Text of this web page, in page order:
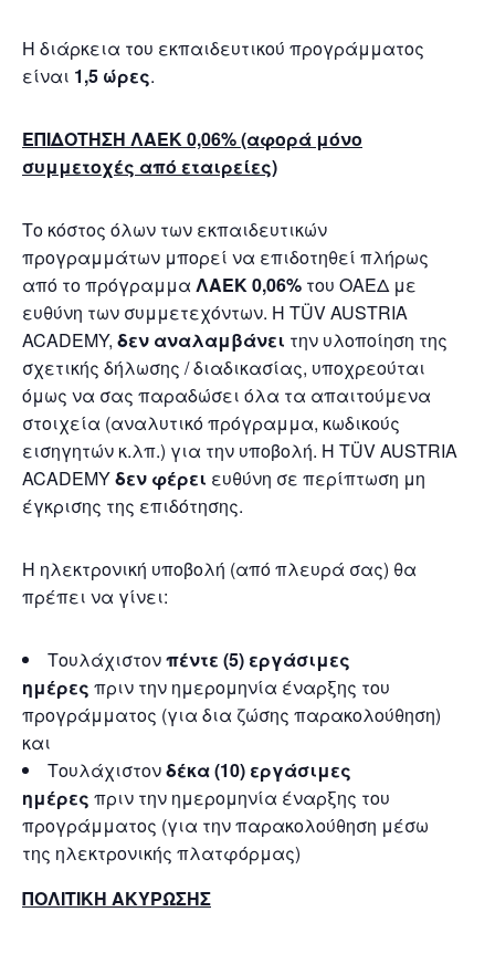
Η διάρκεια του εκπαιδευτικού προγράμματος
είναι 1,5 ώρες.
ΕΠΙΔΟΤΗΣΗ ΛΑΕΚ 0,06% (αφορά μόνο
συμμετοχές από εταιρείες)
Το κόστος όλων των εκπαιδευτικών
προγραμμάτων μπορεί να επιδοτηθεί πλήρως
από το πρόγραμμα ΛΑΕΚ 0,06% του ΟΑΕΔ με
ευθύνη των συμμετεχόντων. Η TÜV AUSTRIA
ACADEMY, δεν αναλαμβάνει την υλοποίηση της
σχετικής δήλωσης / διαδικασίας, υποχρεούται
όμως να σας παραδώσει όλα τα απαιτούμενα
στοιχεία (αναλυτικό πρόγραμμα, κωδικούς
εισηγητών κ.λπ.) για την υποβολή. Η TÜV AUSTRIA
ACADEMYδεν φέρει ευθύνη σε περίπτωση μη
έγκρισης της επιδότησης.
Η ηλεκτρονική υποβολή (από πλευρά σας) θα
πρέπει να γίνει:
Τουλάχιστονπέντε (5) εργάσιμες
ημέρες πριν την ημερομηνία έναρξης του
προγράμματος (για δια ζώσης παρακολούθηση)
και
Τουλάχιστονδέκα (10) εργάσιμες
ημέρες πριν την ημερομηνία έναρξης του
προγράμματος (για την παρακολούθηση μέσω
της ηλεκτρονικής πλατφόρμας)
ΠΟΛΙΤΙΚΗ ΑΚΥΡΩΣΗΣ